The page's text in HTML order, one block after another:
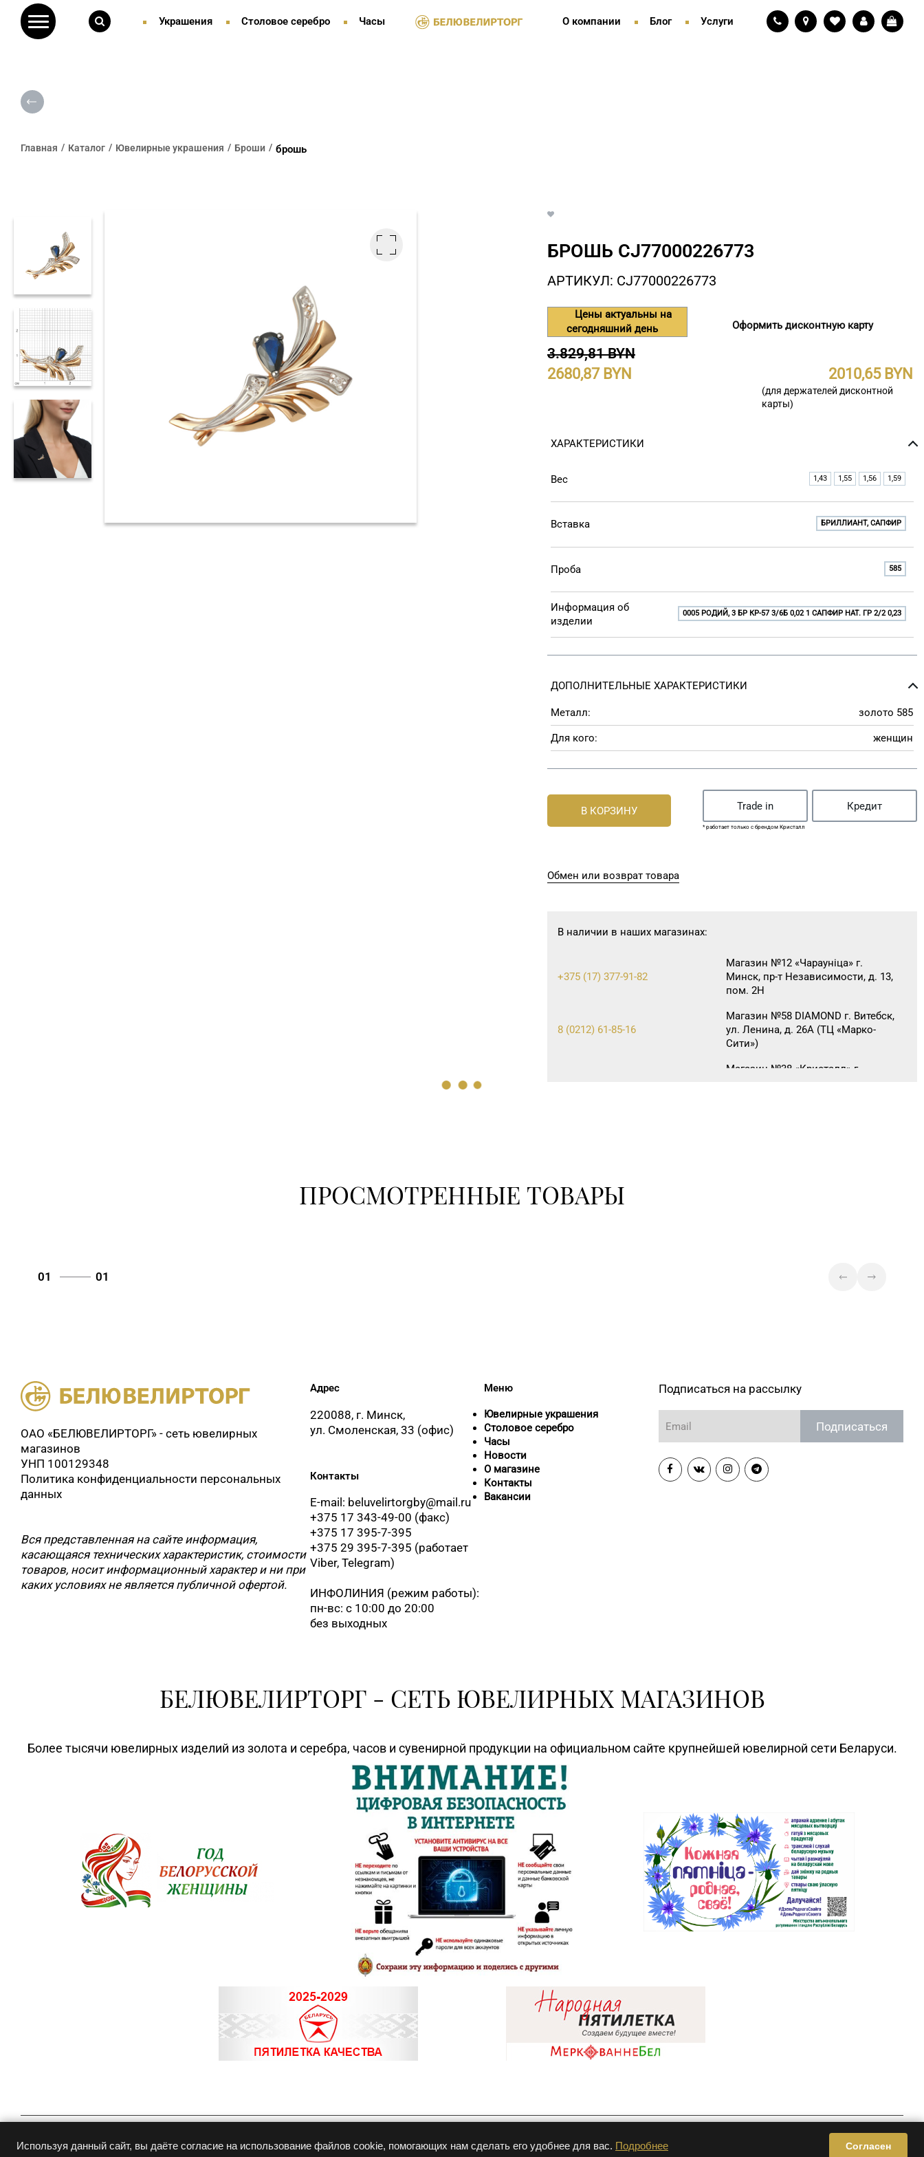
Украшения Столовое серебро Часы О компании Блог Услуги
Главная Каталог Ювелирные украшения Броши брошь
БРОШЬ СJ77000226773
АРТИКУЛ: СJ77000226773
Цены актуальны на
сегодняшний день
Оформить дисконтную карту
3.829,81 BYN
2680,87 2010,65
(для держателей дисконтной
карты)
ХАРАКТЕРИСТИКИ
Вес 1,43 1,55 1,56 1,59
Вставка БРИЛЛИАНТ, САПФИР
Проба 585
Информация об
изделии
0005 РОДИЙ, 3 БР КР-57 3/6Б 0,02 1 САПФИР НАТ. ГР 2/2 0,23
ДОПОЛНИТЕЛЬНЫЕ ХАРАКТЕРИСТИКИ
Металл: золото 585
Для кого: женщин
В КОРЗИНУ Trade in Кредит
* работает только с брендом Кристалл
Обмен или возврат товара
В наличии в наших магазинах:
+375 (17) 377-91-82
Магазин №12 «Чараунiца» г.
Минск, пр-т Независимости, д. 13,
пом. 2Н
8 (0212) 61-85-16
Магазин №58 DIAMOND г. Витебск,
ул. Ленина, д. 26А (ТЦ «Марко-
Сити»)
Магазин №38 «Кристалл» г.
ПРОСМОТРЕННЫЕ ТОВАРЫ
01 01
ОАО «БЕЛЮВЕЛИРТОРГ» - сеть ювелирных
магазинов
УНП 100129348
Политика конфиденциальности персональных
данных
Вся представленная на сайте информация,
касающаяся технических характеристик, стоимости
товаров, носит информационный характер и ни при
каких условиях не является публичной офертой.
Адрес
220088, г. Минск,
ул. Смоленская, 33 (офис)
Контакты
E-mail: beluvelirtorgby@mail.ru
+375 17 343-49-00 (факс)
+375 17 395-7-395
+375 29 395-7-395 (работает
Viber, Telegram)
ИНФОЛИНИЯ (режим работы):
пн-вс: с 10:00 до 20:00
без выходных
Меню
Ювелирные украшения
Столовое серебро
Часы
Новости
О магазине
Контакты
Вакансии
Подписаться на рассылку
Подписаться
БЕЛЮВЕЛИРТОРГ - СЕТЬ ЮВЕЛИРНЫХ МАГАЗИНОВ
Более тысячи ювелирных изделий из золота и серебра, часов и сувенирной продукции на официальном сайте крупнейшей ювелирной сети Беларуси.
© Copyright 2015- 2026 Белювелирторг Разработка и продвижение Privacy & Cookie Policy | Terms of Service
Используя данный сайт, вы даёте согласие на использование файлов cookie, помогающих нам сделать его удобнее для вас. Подробнее Согласен